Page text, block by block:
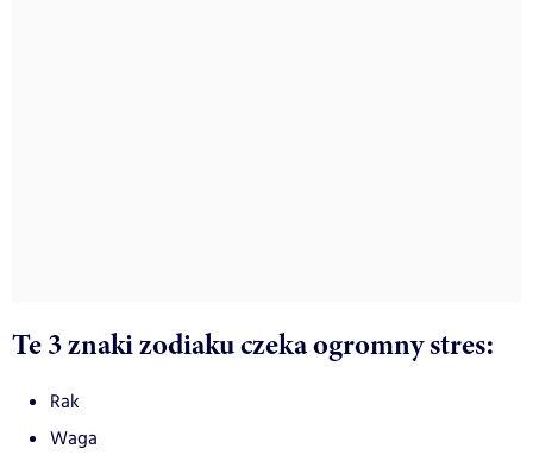
Te 3 znaki zodiaku czeka ogromny stres:
Rak
Waga